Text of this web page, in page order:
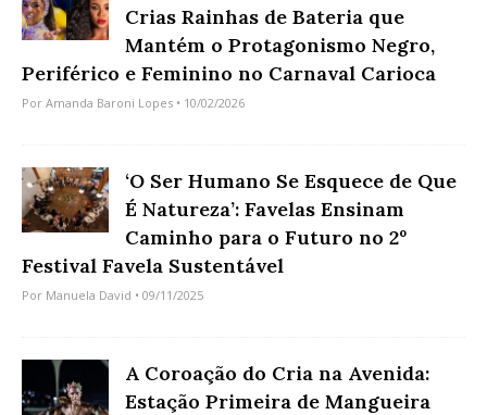
Crias Rainhas de Bateria que
Mantém o Protagonismo Negro,
Periférico e Feminino no Carnaval Carioca
Por Amanda Baroni Lopes • 10/02/2026
‘O Ser Humano Se Esquece de Que
É Natureza’: Favelas Ensinam
Caminho para o Futuro no 2º
Festival Favela Sustentável
Por Manuela David • 09/11/2025
A Coroação do Cria na Avenida:
Estação Primeira de Mangueira